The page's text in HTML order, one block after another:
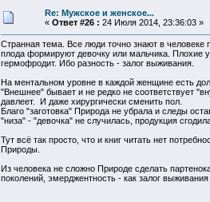
Re: Мужское и женское...
« Ответ #26 : 24 Июля 2014, 23:36:03 »
Странная тема. Все люди точно знают в
плода формируют девочку или мальчика. Плохие
гермофродит. Ибо разность - залог выживания.
На ментальном уровне в каждой женщине есть
"Внешнее" бывает и не редко не соответствует
давлеет. И даже хирургически сменить пол.
Благо "заготовка" Природа не убрала и следы
"низа" - "девочка" не случилась, продукция
Тут всё так просто, что и книг читать нет
Природы.
Из человека не сложно Природе сделать
поколений, эмерджентность - как залог